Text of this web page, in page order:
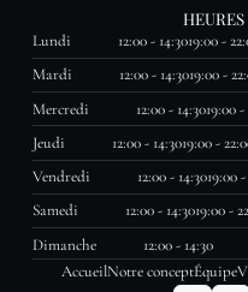
Lundi 12:00 - 14:3019:00 -
Mardi
12:00 - 14:3019:00 -
Mercredi
12:00 - 14:3019:00
Jeudi
12:00 - 14:3019:00 -
Vendredi
12:00 - 14:3019:00
Samedi
12:00 - 14:3019:00 -
Dimanche
12:00 - 14:30
AccueilNotre conceptÉquipe